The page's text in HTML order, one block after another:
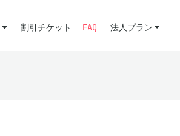
割引チケット FAQ 法人プラン